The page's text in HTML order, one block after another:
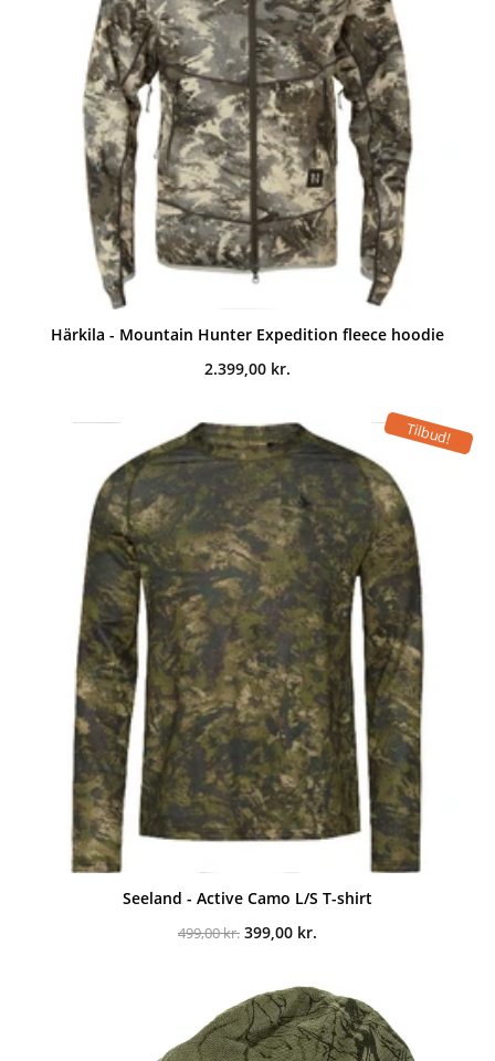
Härkila - Mountain Hunter Expedition fleece hoodie
2.399,00 kr.
Tilbud!
Seeland - Active Camo L/S T-shirt
499,00kr. Den
499,00 kr..
399,00 kr.
er:
399,00 kr..